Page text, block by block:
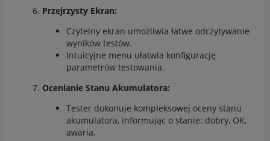
Przejrzysty Ekran:
Czytelny ekran umożliwia łatwe odczytywanie
wyników testów.
Intuicyjne menu ułatwia konfigurację
parametrów testowania.
Ocenianie Stanu Akumulatora:
Tester dokonuje kompleksowej oceny stanu
akumulatora, informując o stanie: dobry, OK,
awaria.